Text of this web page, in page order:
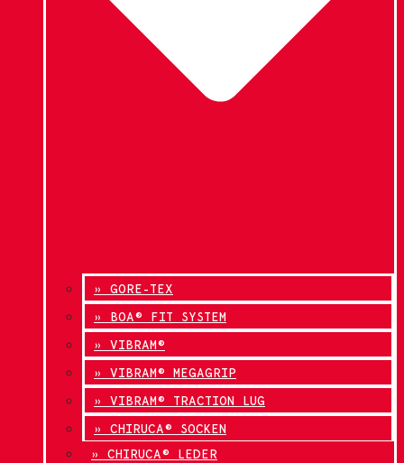
» GORE-TEX
» BOA® FIT SYSTEM
» VIBRAM®
» VIBRAM® MEGAGRIP
» VIBRAM® TRACTION LUG
» CHIRUCA® SOCKEN
» CHIRUCA® LEDER